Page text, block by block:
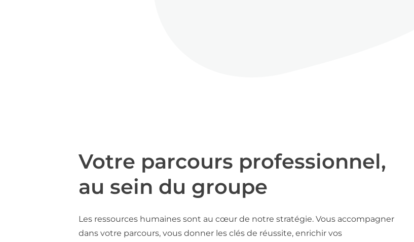
Votre parcours professionnel,
au sein du groupe
Les ressources humaines sont au cœur de notre stratégie. Vous accompagner
dans votre parcours, vous donner les clés de réussite, enrichir vos